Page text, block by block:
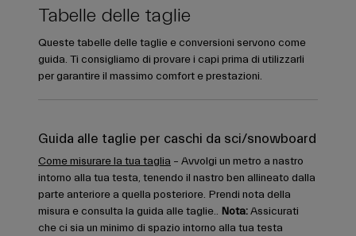
Tabelle delle taglie
Queste tabelle delle taglie e conversioni servono come
guida. Ti consigliamo di provare i capi prima di utilizzarli
per garantire il massimo comfort e prestazioni.
Guida alle taglie per caschi da sci/snowboard
Come misurare la tua taglia – Avvolgi un metro a nastro
intorno alla tua testa, tenendo il nastro ben allineato dalla
parte anteriore a quella posteriore. Prendi nota della
misura e consulta la guida alle taglie.. Nota:Assicurati
che ci sia un minimo di spazio intorno alla tua testa